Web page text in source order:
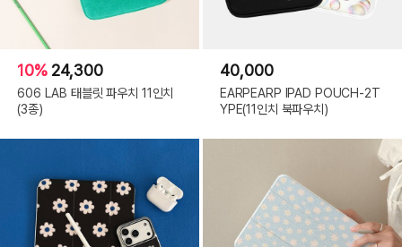
10% 24,300
606 LAB 태블릿 파우치 11인치
(3종)
40,000
EARPEARP IPAD POUCH-2T
YPE(11인치 북파우치)